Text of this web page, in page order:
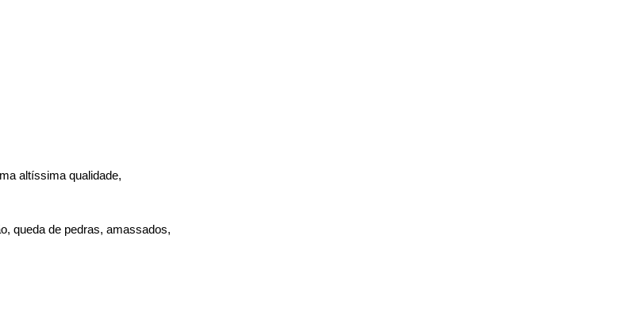
altíssima qualidade,
queda de pedras, amassados,